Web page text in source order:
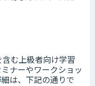
む上級者向け学習
ナーやワークショッ
は、下記の通りで